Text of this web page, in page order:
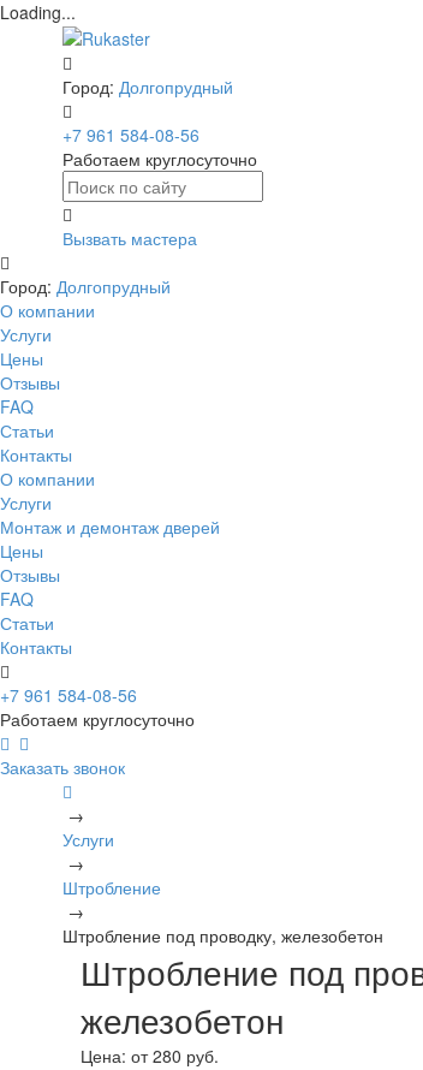
Loading...
Город: Долгопрудный
+7 961 584-08-56
Работаем круглосуточно
Вызвать мастера
Город: Долгопрудный
О компании
Услуги
Цены
Отзывы
FAQ
Статьи
Контакты
О компании
Услуги
Монтаж и демонтаж дверей
Цены
Отзывы
FAQ
Статьи
Контакты
+7 961 584-08-56
Работаем круглосуточно
Заказать звонок
→
Услуги
→
Штробление
→
Штробление под проводку, железобетон
Штробление под
железобетон
Цена: от 280 руб.